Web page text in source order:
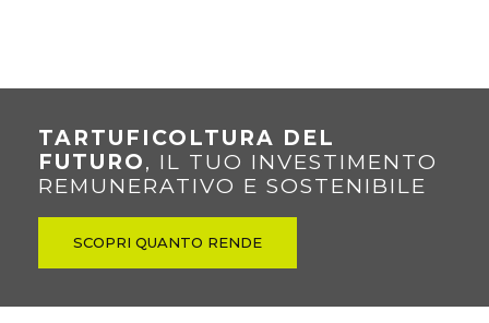
TARTUFICOLTURA DEL
FUTURO, IL TUO INVESTIMENTO
REMUNERATIVO E SOSTENIBILE
SCOPRI QUANTO RENDE